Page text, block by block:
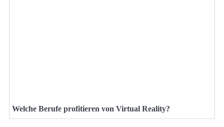
Welche Berufe profitieren von Virtual Reality?